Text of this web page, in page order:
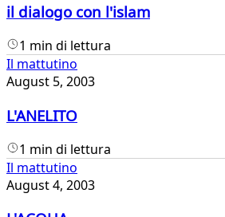
il dialogo con l'islam
1 min di lettura
Il mattutino
August 5, 2003
L'ANELITO
1 min di lettura
Il mattutino
August 4, 2003